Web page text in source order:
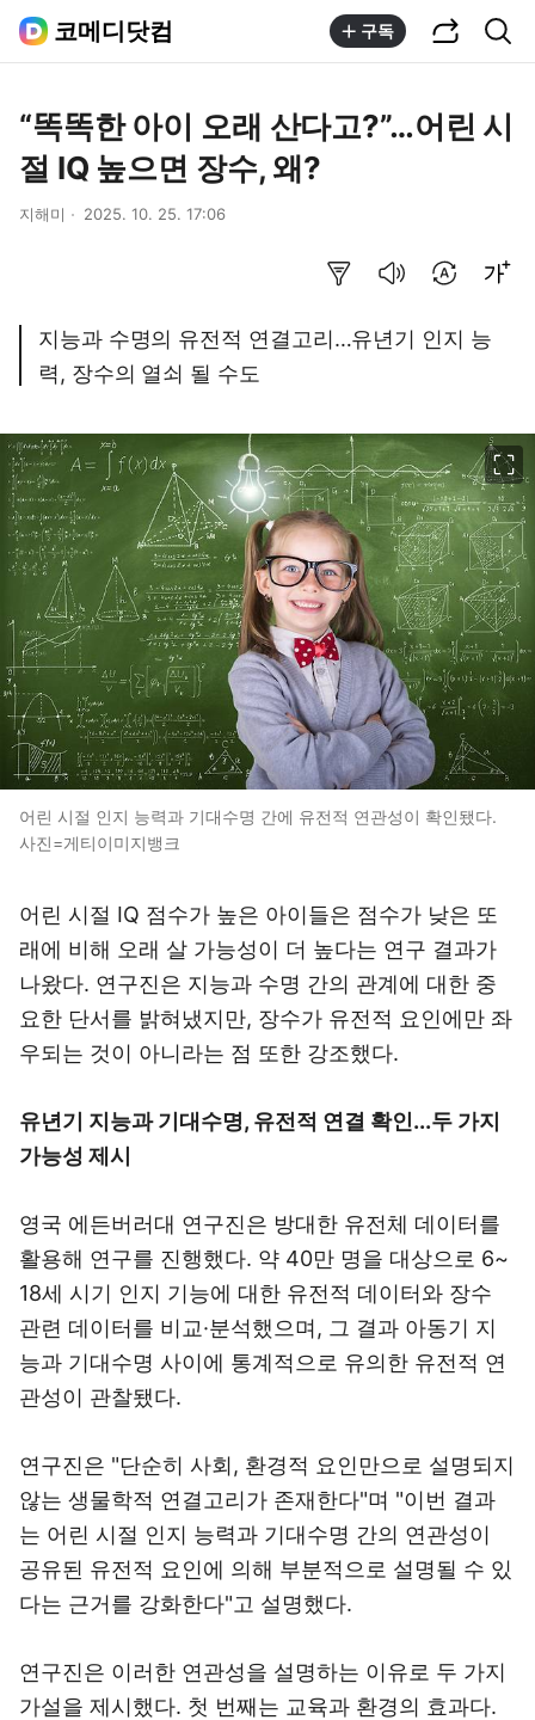
코메디닷컴 구독
“똑똑한 아이 오래 산다고?”…어린 시
절 IQ 높으면 장수, 왜?
지해미 2025. 10. 25. 17:06
지능과 수명의 유전적 연결고리…유년기 인지 능
력, 장수의 열쇠 될 수도
어린 시절 인지 능력과 기대수명 간에 유전적 연관성이 확인됐다.
사진=게티이미지뱅크
어린 시절 IQ 점수가 높은 아이들은 점수가 낮은 또
래에 비해 오래 살 가능성이 더 높다는 연구 결과가
나왔다. 연구진은 지능과 수명 간의 관계에 대한 중
요한 단서를 밝혀냈지만, 장수가 유전적 요인에만 좌
우되는 것이 아니라는 점 또한 강조했다.
유년기 지능과 기대수명, 유전적 연결 확인...두 가지
가능성 제시
영국 에든버러대 연구진은 방대한 유전체 데이터를
활용해 연구를 진행했다. 약 40만 명을 대상으로 6~
18세 시기 인지 기능에 대한 유전적 데이터와 장수
관련 데이터를 비교·분석했으며, 그 결과 아동기 지
능과 기대수명 사이에 통계적으로 유의한 유전적 연
관성이 관찰됐다.
연구진은 "단순히 사회, 환경적 요인만으로 설명되지
않는 생물학적 연결고리가 존재한다"며 "이번 결과
는 어린 시절 인지 능력과 기대수명 간의 연관성이
공유된 유전적 요인에 의해 부분적으로 설명될 수 있
다는 근거를 강화한다"고 설명했다.
연구진은 이러한 연관성을 설명하는 이유로 두 가지
가설을 제시했다. 첫 번째는 교육과 환경의 효과다.